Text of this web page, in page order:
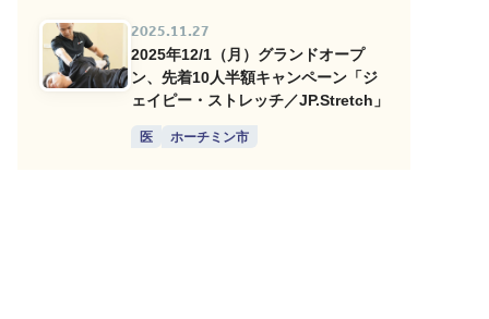
2025.11.27
2025年12/1（月）グランドオープ
ン、先着10人半額キャンペーン「ジ
ェイピー・ストレッチ／JP.Stretch」
医 ホーチミン市